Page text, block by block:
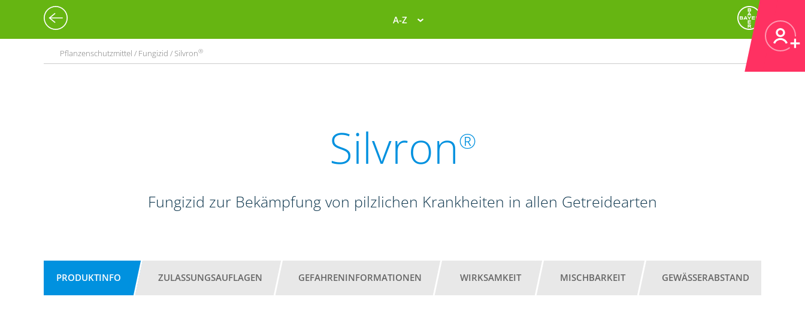
A-Z
Pflanzenschutzmittel / Fungizid / Silvron®
Silvron®
Fungizid zur Bekämpfung von pilzlichen Krankheiten in allen Getreidearten
PRODUKTINFO ZULASSUNGSAUFLAGEN GEFAHRENINFORMATIONEN WIRKSAMKEIT MISCHBARKEIT GEWÄSSERABSTAND